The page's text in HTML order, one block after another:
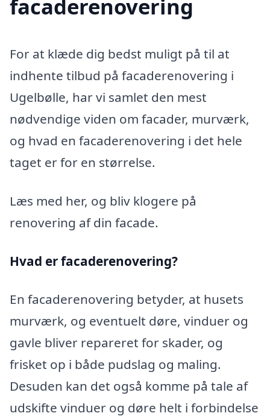
facaderenovering
For at klæde dig bedst muligt på til at
indhente tilbud på facaderenovering i
Ugelbølle, har vi samlet den mest
nødvendige viden om facader, murværk,
og hvad en facaderenovering i det hele
taget er for en størrelse.
Læs med her, og bliv klogere på
renovering af din facade.
Hvad er facaderenovering?
En facaderenovering betyder, at husets
murværk, og eventuelt døre, vinduer og
gavle bliver repareret for skader, og
frisket op i både pudslag og maling.
Desuden kan det også komme på tale af
udskifte vinduer og døre helt i forbindelse